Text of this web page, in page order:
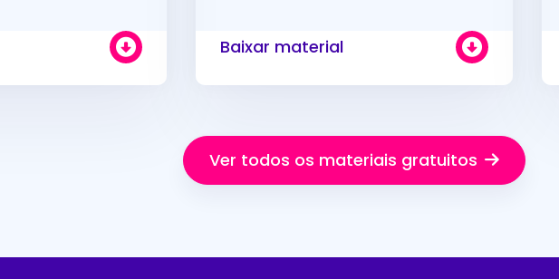
Baixar material
Ver todos os materiais gratuitos